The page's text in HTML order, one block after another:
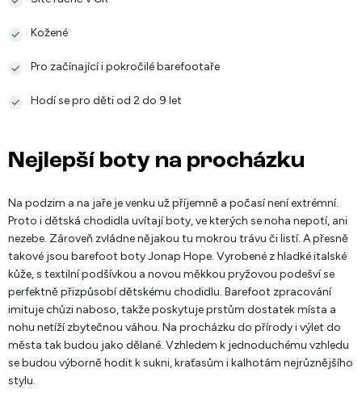
Kožené
Pro začínající i pokročilé barefootaře
Hodí se pro děti od 2 do 9 let
Nejlepší boty na procházku
Na podzim a na jaře je venku už příjemně a počasí není extrémní.
Proto i dětská chodidla uvítají boty, ve kterých se noha nepotí, ani
nezebe. Zároveň zvládne nějakou tu mokrou trávu či listí. A přesně
takové jsou barefoot boty Jonap Hope. Vyrobené z hladké italské
kůže, s textilní podšívkou a novou měkkou pryžovou podešví se
perfektně přizpůsobí dětskému chodidlu. Barefoot zpracování
imituje chůzi naboso, takže poskytuje prstům dostatek místa a
nohu netíží zbytečnou váhou. Na procházku do přírody i výlet do
města tak budou jako dělané. Vzhledem k jednoduchému vzhledu
se budou výborně hodit k sukni, kraťasům i kalhotám nejrůznějšího
stylu.